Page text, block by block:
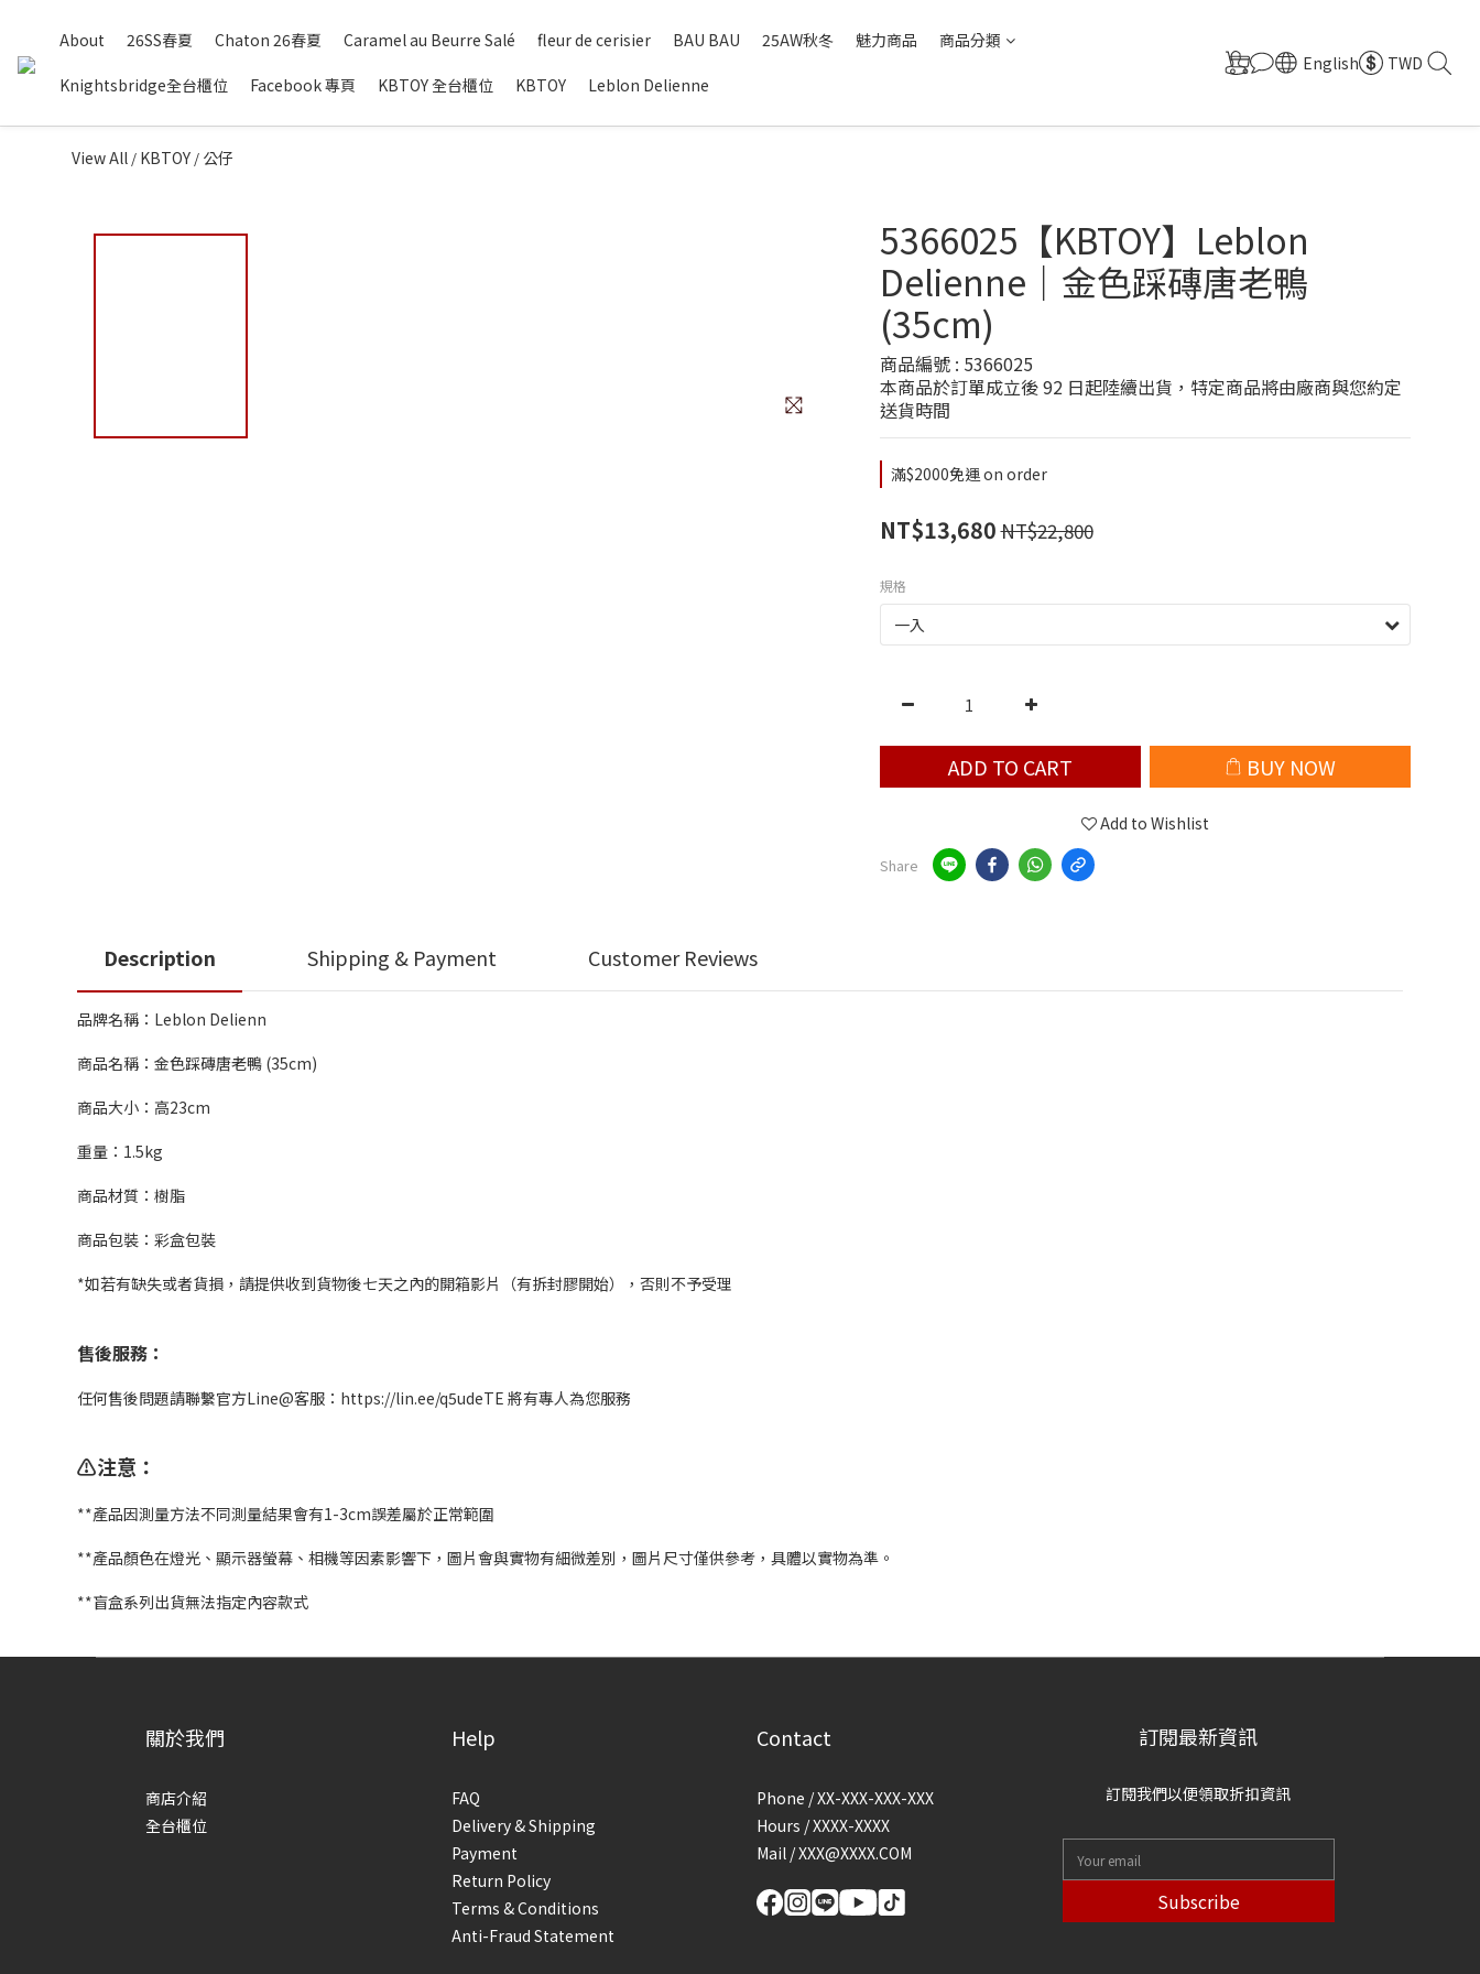
About 26SS春夏 Chaton 26春夏 Caramel au Beurre Salé fleur de cerisier BAU BAU 25AW秋冬 魅力商品 商品分類
Knightsbridge全台櫃位 Facebook 專頁 KBTOY 全台櫃位 KBTOY Leblon Delienne
English TWD
View All / KBTOY / 公仔
5366025【KBTOY】Leblon
Delienne｜金色踩磚唐老鴨
(35cm)
商品編號 : 5366025
本商品於訂單成立後 92 日起陸續出貨，特定商品將由廠商與您約定
送貨時間
滿$2000免運 on order
NT$13,680NT$22,800
規格
ADD TO CART BUY NOW
Add to Wishlist
Share
Description Shipping & Payment Customer Reviews
品牌名稱：Leblon Delienn
商品名稱：金色踩磚唐老鴨 (35cm)
商品大小：高23cm
重量：1.5kg
商品材質：樹脂
商品包裝：彩盒包裝
*如若有缺失或者貨損，請提供收到貨物後七天之內的開箱影片（有拆封膠開始），否則不予受理
售後服務：
任何售後問題請聯繫官方Line@客服：https://lin.ee/q5udeTE 將有專人為您服務
⚠️注意：
**產品因測量方法不同測量結果會有1-3cm誤差屬於正常範圍
**產品顏色在燈光、顯示器螢幕、相機等因素影響下，圖片會與實物有細微差別，圖片尺寸僅供參考，具體以實物為準。
**盲盒系列出貨無法指定內容款式
關於我們
商店介紹
全台櫃位
Help
FAQ
Delivery & Shipping
Payment
Return Policy
Terms & Conditions
Anti-Fraud Statement
Contact
Phone / XX-XXX-XXX-XXX
Hours / XXXX-XXXX
Mail / XXX@XXXX.COM
訂閱最新資訊
訂閱我們以便領取折扣資訊
Subscribe